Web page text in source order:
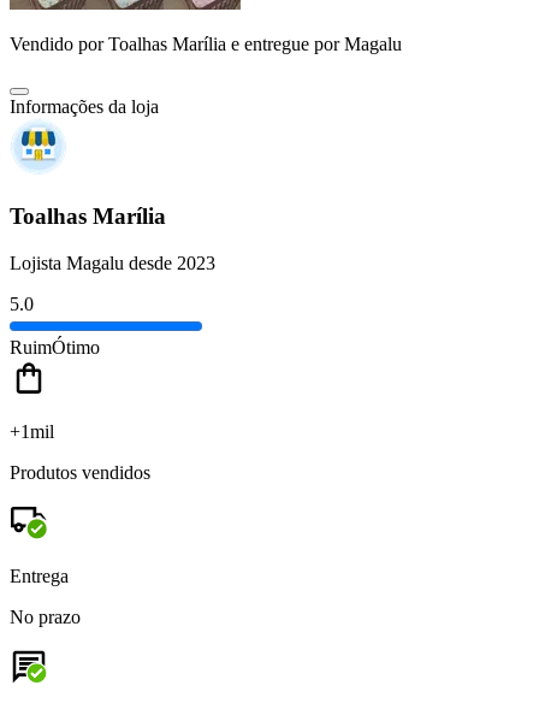
Vendido porToalhas Marília e entregue por Magalu
Informações da loja
Toalhas Marília
Lojista Magalu desde 2023
5.0
RuimÓtimo
+1mil
Produtos vendidos
Entrega
No prazo